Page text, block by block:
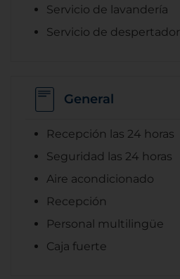
Servicio de lavandería
Servicio de despertador
General
Recepción las 24 horas
Seguridad las 24 horas
Aire acondicionado
Recepción
Personal multilingüe
Caja fuerte